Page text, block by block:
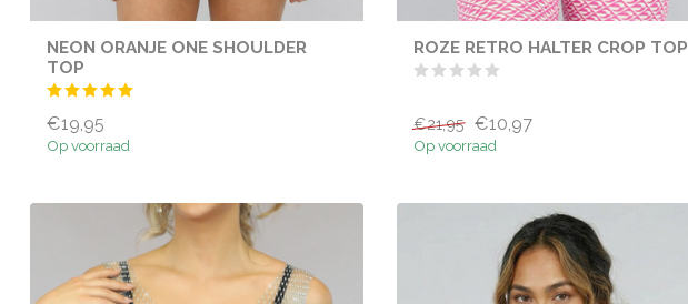
NEON ORANJE ONE SHOULDER
TOP
€19,95
Op voorraad
ROZE RETRO HALTER CROP TOP
€21,95 €10,97
Op voorraad